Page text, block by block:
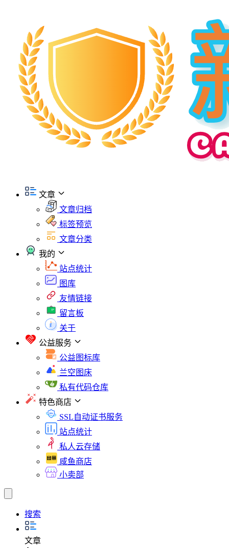
文章
文章归档
标签预览
文章分类
我的
站点统计
图库
友情链接
留言板
关于
公益服务
公益图标库
兰空图床
私有代码仓库
特色商店
SSL自动证书服务
站点统计
私人云存储
咸鱼商店
小卖部
搜索
文章